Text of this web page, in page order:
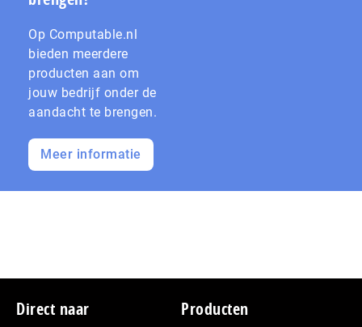
Op Computable.nl
bieden meerdere
producten aan om
jouw bedrijf onder de
aandacht te brengen.
Meer informatie
Footer
Direct naar Producten